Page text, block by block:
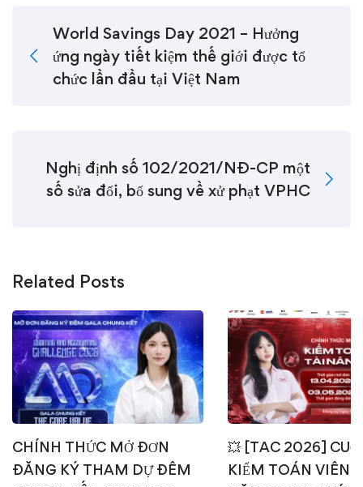
World Savings Day 2021 – Hưởng
ứng ngày tiết kiệm thế giới được tổ
chức lần đầu tại Việt Nam
Nghị định số 102/2021/NĐ-CP một
số sửa đổi, bổ sung về xử phạt VPHC
Related Posts
CHÍNH THỨC MỞ ĐƠN
ĐĂNG KÝ THAM DỰ ĐÊM
💥 [TAC 2026]
KIỂM TOÁN VIÊN